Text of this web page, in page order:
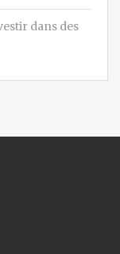
dans des